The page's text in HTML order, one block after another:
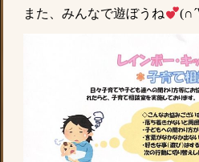
また、みんなで遊ぼうね